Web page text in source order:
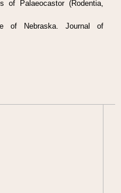
of Palaeocastor (Rodentia,
of Nebraska. Journal of